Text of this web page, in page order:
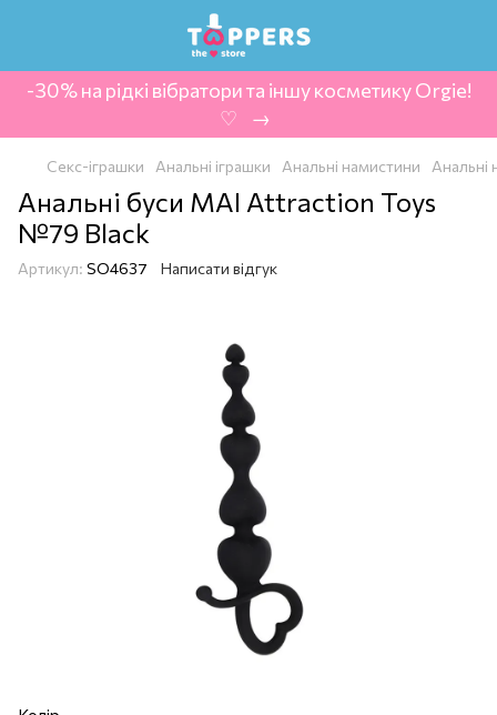
-30% на рідкі вібратори та іншу косметику Orgie!
‍ ♡ ‍ → ‍
Секс-іграшки Анальні іграшки Анальні намистини Анальні
Анальні буси MAI Attraction Toys
№79 Black
Артикул: SO4637 Написати відгук